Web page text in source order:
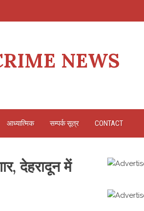
NEWS
आध्यात्मिक सम्पर्क सूत्र CONTACT
देहरादून में